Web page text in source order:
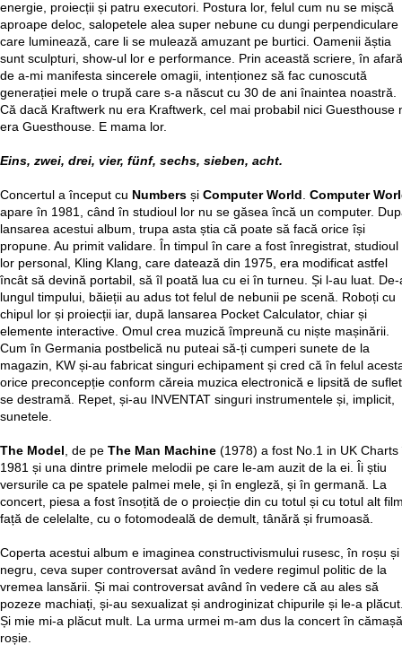
energie, proiecții și patru executori. Postura lor, felul cum nu se mișcă
aproape deloc, salopetele alea super nebune cu dungi perpendiculare
care luminează, care li se mulează amuzant pe burtici. Oamenii ăștia
sunt sculpturi, show-ul lor e performance. Prin această scriere, în afară
de a-mi manifesta sincerele omagii, intenționez să fac cunoscută
generației mele o trupă care s-a născut cu 30 de ani înaintea noastră.
Că dacă Kraftwerk nu era Kraftwerk, cel mai probabil nici Guesthouse
era Guesthouse. E mama lor.
Eins, zwei, drei, vier, fünf, sechs, sieben, acht.
Concertul a început cu Numbers și Computer World . Computer
apare în 1981, când în studioul lor nu se găsea încă un computer.
lansarea acestui album, trupa asta știa că poate să facă orice își
propune. Au primit validare. În timpul în care a fost înregistrat, studioul
lor personal, Kling Klang, care datează din 1975, era modificat astfel
încât să devină portabil, să îl poată lua cu ei în turneu. Și l-au luat. De-
lungul timpului, băieții au adus tot felul de nebunii pe scenă. Roboți cu
chipul lor și proiecții iar, după lansarea Pocket Calculator, chiar și
elemente interactive. Omul crea muzică împreună cu niște mașinării.
Cum în Germania postbelică nu puteai să-ți cumperi sunete de la
magazin, KW și-au fabricat singuri echipament și cred că în felul
orice preconcepție conform căreia muzica electronică e lipsită de suflet
se destramă. Repet, și-au INVENTAT singuri instrumentele și, implicit,
sunetele.
The Model , de pe The Man Machine (1978) a fost No.1 in UK Charts
1981 și una dintre primele melodii pe care le-am auzit de la ei. Îi știu
versurile ca pe spatele palmei mele, și în engleză, și în germană. La
concert, piesa a fost însoțită de o proiecție din cu totul și cu totul alt
față de celelalte, cu o fotomodeală de demult, tânără și frumoasă.
Coperta acestui album e imaginea constructivismului rusesc, în roșu și
negru, ceva super controversat având în vedere regimul politic de la
vremea lansării. Și mai controversat având în vedere că au ales să
pozeze machiați, și-au sexualizat și androginizat chipurile și le-a
Și mie mi-a plăcut mult. La urma urmei m-am dus la concert în cămașă
roșie.